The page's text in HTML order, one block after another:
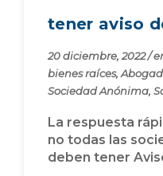
tener aviso
20 diciembre, 2022/
bienes raíces,
Sociedad Anónima,
La respuesta
no todas las
deben tener